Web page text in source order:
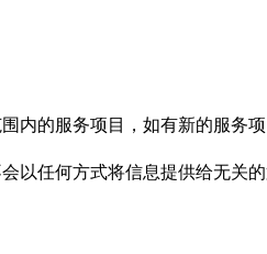
的服务项目，如有新的服务
任何方式将信息提供给无关的